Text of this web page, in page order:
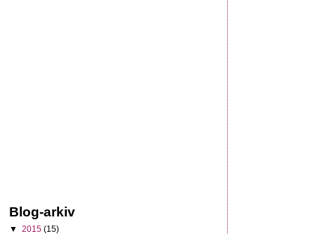
Blog-arkiv
▼ 2015 (15)